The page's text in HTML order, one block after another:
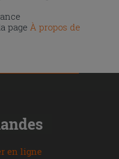
page À propos de
en ligne